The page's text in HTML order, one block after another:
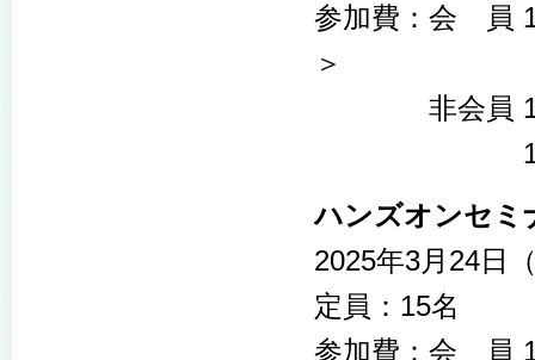
参加費：会 員
＞
非会員
18,000円
ハンズオンセミ
2025年3月24日
定員：15名
参加費：会 員